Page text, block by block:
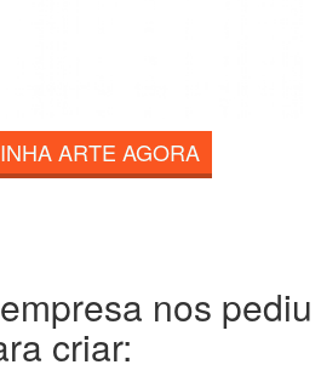
ARTE AGORA
nos pediu
criar: